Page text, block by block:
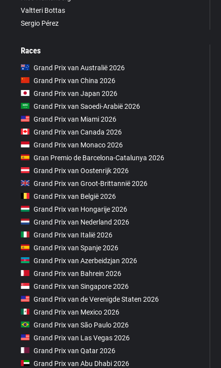
Valtteri Bottas
Sergio Pérez
Races
Grand Prix van Australië 2026
Grand Prix van China 2026
Grand Prix van Japan 2026
Grand Prix van Saoedi-Arabië 2026
Grand Prix van Miami 2026
Grand Prix van Canada 2026
Grand Prix van Monaco 2026
Gran Premio de Barcelona-Catalunya 2026
Grand Prix van Oostenrijk 2026
Grand Prix van Groot-Brittannië 2026
Grand Prix van België 2026
Grand Prix van Hongarije 2026
Grand Prix van Nederland 2026
Grand Prix van Italië 2026
Grand Prix van Spanje 2026
Grand Prix van Azerbeidzjan 2026
Grand Prix van Bahrein 2026
Grand Prix van Singapore 2026
Grand Prix van de Verenigde Staten 2026
Grand Prix van Mexico 2026
Grand Prix van São Paulo 2026
Grand Prix van Las Vegas 2026
Grand Prix van Qatar 2026
Grand Prix van Abu Dhabi 2026